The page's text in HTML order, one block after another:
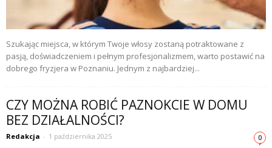
Szukając miejsca, w którym Twoje włosy zostaną potraktowane z
pasją, doświadczeniem i pełnym profesjonalizmem, warto postawić na
dobrego fryzjera w Poznaniu. Jednym z najbardziej...
CZY MOŻNA ROBIĆ PAZNOKCIE W DOMU
BEZ DZIAŁALNOŚCI?
Redakcja - 1 października 2025 0